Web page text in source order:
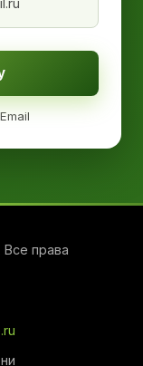
права